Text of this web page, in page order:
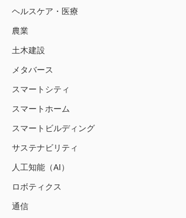
ヘルスケア・医療
農業
土木建設
メタバース
スマートシティ
スマートホーム
スマートビルディング
サステナビリティ
人工知能（AI）
ロボティクス
通信